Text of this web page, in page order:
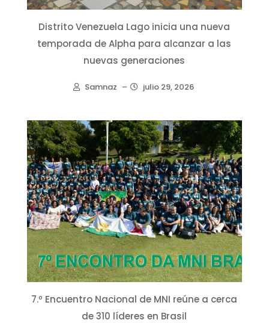
Distrito Venezuela Lago inicia una nueva
temporada de Alpha para alcanzar a las
nuevas generaciones
Samnaz – julio 29, 2026
7.º Encuentro Nacional de MNI reúne a cerca
de 310 líderes en Brasil